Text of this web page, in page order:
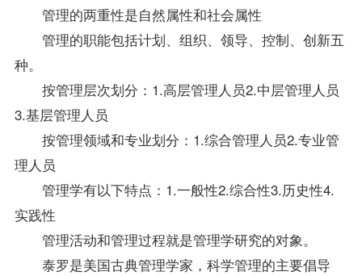
管理的两重性是自然属性和社会属性
管理的职能包括计划、组织、领导、控制、创新五
种。
按管理层次划分：1.高层管理人员2.中层管理人员
3.基层管理人员
按管理领域和专业划分：1.综合管理人员2.专业管
理人员
管理学有以下特点：1.一般性2.综合性3.历史性4.
实践性
管理活动和管理过程就是管理学研究的对象。
泰罗是美国古典管理学家，科学管理的主要倡导